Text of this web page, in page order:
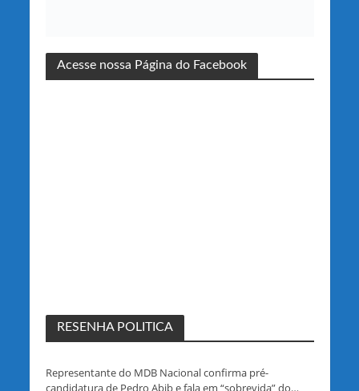
Acesse nossa Página do Facebook
RESENHA POLITICA
Representante do MDB Nacional confirma pré-